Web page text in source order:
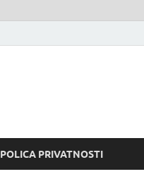
POLICA PRIVATNOSTI